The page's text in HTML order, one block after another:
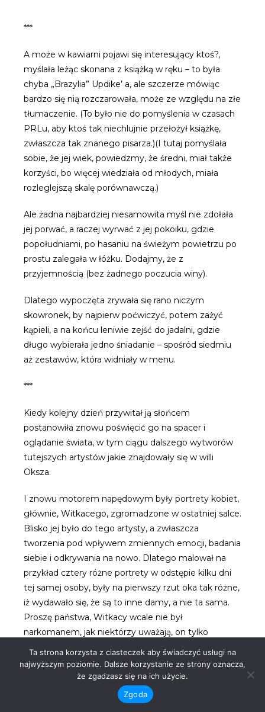
***
A może w kawiarni pojawi się interesujący ktoś?,
myślała leżąc skonana z książką w ręku – to była
chyba „Brazylia” Updike’ a, ale szczerze mówiąc
bardzo się nią rozczarowała, może ze względu na złe
tłumaczenie. (To było nie do pomyślenia w czasach
PRLu, aby ktoś tak niechlujnie przełożył książkę,
zwłaszcza tak znanego pisarza.)(I tutaj pomyślała
sobie, że jej wiek, powiedzmy, że średni, miał także
korzyści, bo więcej wiedziała od młodych, miała
rozleglejszą skalę porównawczą.)
Ale żadna najbardziej niesamowita myśl nie zdołała
jej porwać, a raczej wyrwać z jej pokoiku, gdzie
popołudniami, po hasaniu na świeżym powietrzu po
prostu zalegała w łóżku. Dodajmy, że z
przyjemnością (bez żadnego poczucia winy).
Dlatego wypoczęta zrywała się rano niczym
skowronek, by najpierw poćwiczyć, potem zażyć
kąpieli, a na końcu leniwie zejść do jadalni, gdzie
długo wybierała jedno śniadanie – spośród siedmiu
aż zestawów, która widniały w menu.
***
Kiedy kolejny dzień przywitał ją słońcem
postanowiła znowu poświęcić go na spacer i
oglądanie świata, w tym ciągu dalszego wytworów
tutejszych artystów jakie znajdowały się w willi
Oksza.
I znowu motorem napędowym były portrety kobiet,
głównie, Witkacego, zgromadzone w ostatniej salce.
Blisko jej było do tego artysty, a zwłaszcza
tworzenia pod wpływem zmiennych emocji, badania
siebie i odkrywania na nowo. Dlatego malował na
przykład cztery różne portrety w odstępie kilku dni
tej samej osoby, były na pierwszy rzut oka tak różne,
iż wydawało się, że są to inne damy, a nie ta sama.
Proszę państwa, Witkacy wcale nie był
narkomanem, jak niektórzy uważają, on tylko
eksperymentował z używkami, sam będąc
przeciwnikiem nie tylko alkoholizowania się, ale
również picia niewinnej kawy, którą uważał za
substancję zmieniającą nastrój, czy też świadomość.
Ta strona korzysta z ciasteczek aby świadczyć usługi na
najwyższym poziomie. Dalsze korzystanie ze strony oznacza,
że zgadzasz się na ich użycie.
Zgoda